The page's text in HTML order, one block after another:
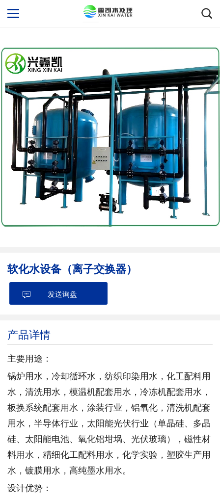
软化水设备（离子交换器）
发送询盘
产品详情
主要用途：
锅炉用水，冷却循环水，纺织印染用水，化工配料用
水，清洗用水，模温机配套用水，冷冻机配套用水，
板换系统配套用水，涂装行业，铝氧化，清洗机配套
用水，半导体行业，太阳能光伏行业（单晶硅、多晶
硅、太阳能电池、氧化铝坩埚、光伏玻璃），磁性材
料用水，精细化工配料用水，化学实验，塑胶生产用
水，镀膜用水，高纯墨水用水。
设计优势：